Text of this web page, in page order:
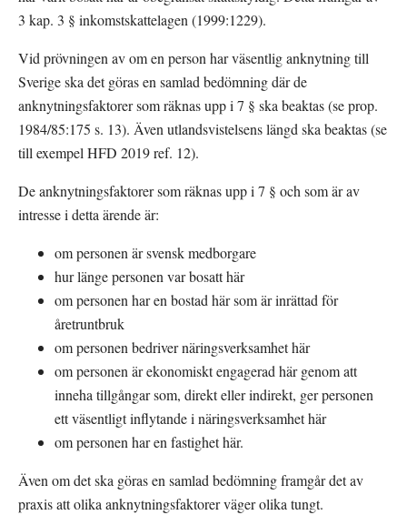
3 kap. 3 § inkomstskattelagen (1999:1229).
Vid prövningen av om en person har väsentlig anknytning till
Sverige ska det göras en samlad bedömning där de
anknytningsfaktorer som räknas upp i 7 § ska beaktas (se prop.
1984/85:175 s. 13). Även utlandsvistelsens längd ska beaktas (se
till exempel HFD 2019 ref. 12).
De anknytningsfaktorer som räknas upp i 7 § och som är av
intresse i detta ärende är:
om personen är svensk medborgare
hur länge personen var bosatt här
om personen har en bostad här som är inrättad för
åretruntbruk
om personen bedriver näringsverksamhet här
om personen är ekonomiskt engagerad här genom att
inneha tillgångar som, direkt eller indirekt, ger personen
ett väsentligt inflytande i näringsverksamhet här
om personen har en fastighet här.
Även om det ska göras en samlad bedömning framgår det av
praxis att olika anknytningsfaktorer väger olika tungt.